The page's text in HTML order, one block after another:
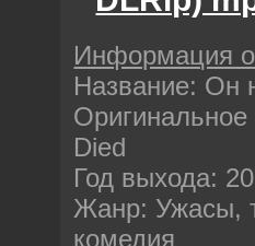
Информация
Название: Он
Died
Год выхода:
Жанр: Ужасы,
комедия